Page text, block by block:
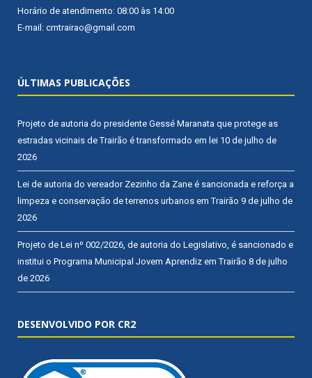
Horário de atendimento: 08:00 às 14:00
E-mail: cmtrairao@gmail.com
ÚLTIMAS PUBLICAÇÕES
Projeto de autoria do presidente Gessé Maranata que protege as
estradas vicinais de Trairão é transformado em lei 10 de julho de
2026
Lei de autoria do vereador Zezinho da Zane é sancionada e reforça a
limpeza e conservação de terrenos urbanos em Trairão 9 de julho de
2026
Projeto de Lei nº 002/2026, de autoria do Legislativo, é sancionado e
institui o Programa Municipal Jovem Aprendiz em Trairão 8 de julho
de 2026
DESENVOLVIDO POR CR2